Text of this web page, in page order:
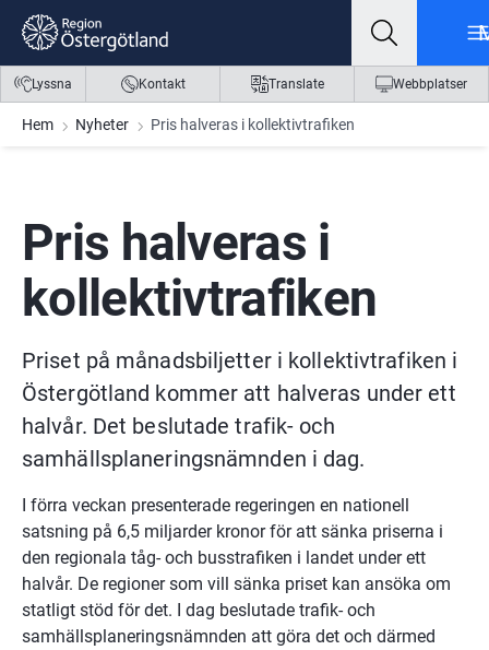
Gå till innehåll
Gå till meny
Gå till sidfot
Lyssna Kontakt Translate Webbplatser
Hem Nyheter Pris halveras i kollektivtrafiken
Pris halveras i
kollektivtrafiken
Priset på månadsbiljetter i kollektivtrafiken i
Östergötland kommer att halveras under ett
halvår. Det beslutade trafik- och
samhällsplaneringsnämnden i dag.
I förra veckan presenterade regeringen en nationell
satsning på 6,5 miljarder kronor för att sänka priserna i
den regionala tåg- och busstrafiken i landet under ett
halvår. De regioner som vill sänka priset kan ansöka om
statligt stöd för det. I dag beslutade trafik- och
samhällsplaneringsnämnden att göra det och därmed